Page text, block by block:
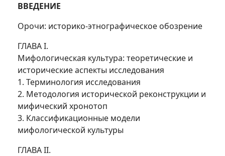
ВВЕДЕНИЕ
Орочи: историко-этнографическое обозрение
ГЛАВА I.
Мифологическая культура: теоретические и
исторические аспекты исследования
1. Терминология исследования
2. Методология исторической реконструкции и
мифический хронотоп
3. Классификационные модели
мифологической культуры
ГЛАВА II.